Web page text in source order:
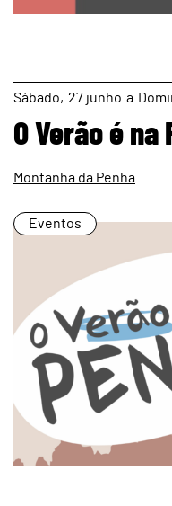
page
27 junho
Sábado a
O Verão é na
Montanha da Penha
Eventos